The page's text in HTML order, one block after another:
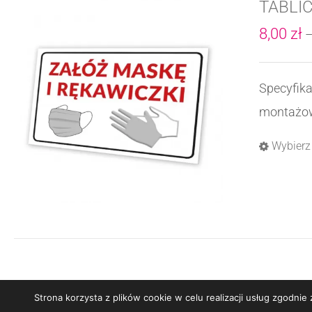
8,00 zł –
Strona korzysta z plików cookie w celu realizacji usług